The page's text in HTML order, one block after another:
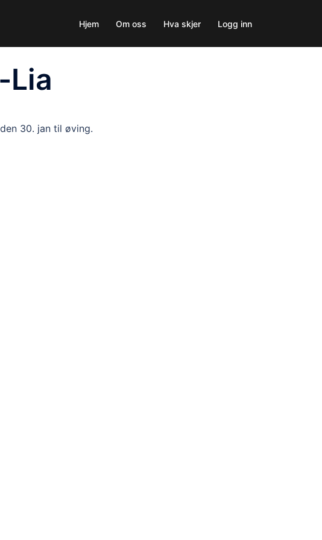
Hjem Om oss Hva skjer Logg inn
Lia
30. jan til øving.